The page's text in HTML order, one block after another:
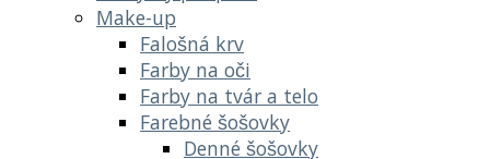
Make-up
Falošná krv
Farby na oči
Farby na tvár a telo
Farebné šošovky
Denné šošovky